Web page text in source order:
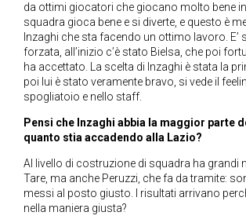
da ottimi giocatori che giocano molto bene
squadra gioca bene e si diverte, e questo è
Inzaghi che sta facendo un ottimo lavoro. E’
forzata, all’inizio c’è stato Bielsa, che poi
ha accettato. La scelta di Inzaghi è stata la
poi lui è stato veramente bravo, si vede il
spogliatoio e nello staff.
Pensi che Inzaghi abbia la maggior parte
quanto stia accadendo alla Lazio?
Al livello di costruzione di squadra ha grandi
Tare, ma anche Peruzzi, che fa da tramite:
messi al posto giusto. I risultati arrivano
nella maniera giusta?